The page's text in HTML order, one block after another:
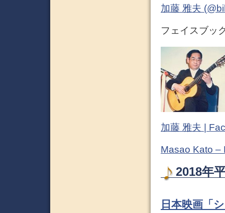
加藤 雅夫
フェイスブッ
加藤 雅夫 |
Masao Kato –
2018年
日本映画「